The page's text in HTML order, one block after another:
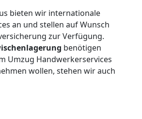
bieten wir internationale
an und stellen auf Wunsch
zur Verfügung.
benötigen
Umzug Handwerkerservices
wollen, stehen wir auch